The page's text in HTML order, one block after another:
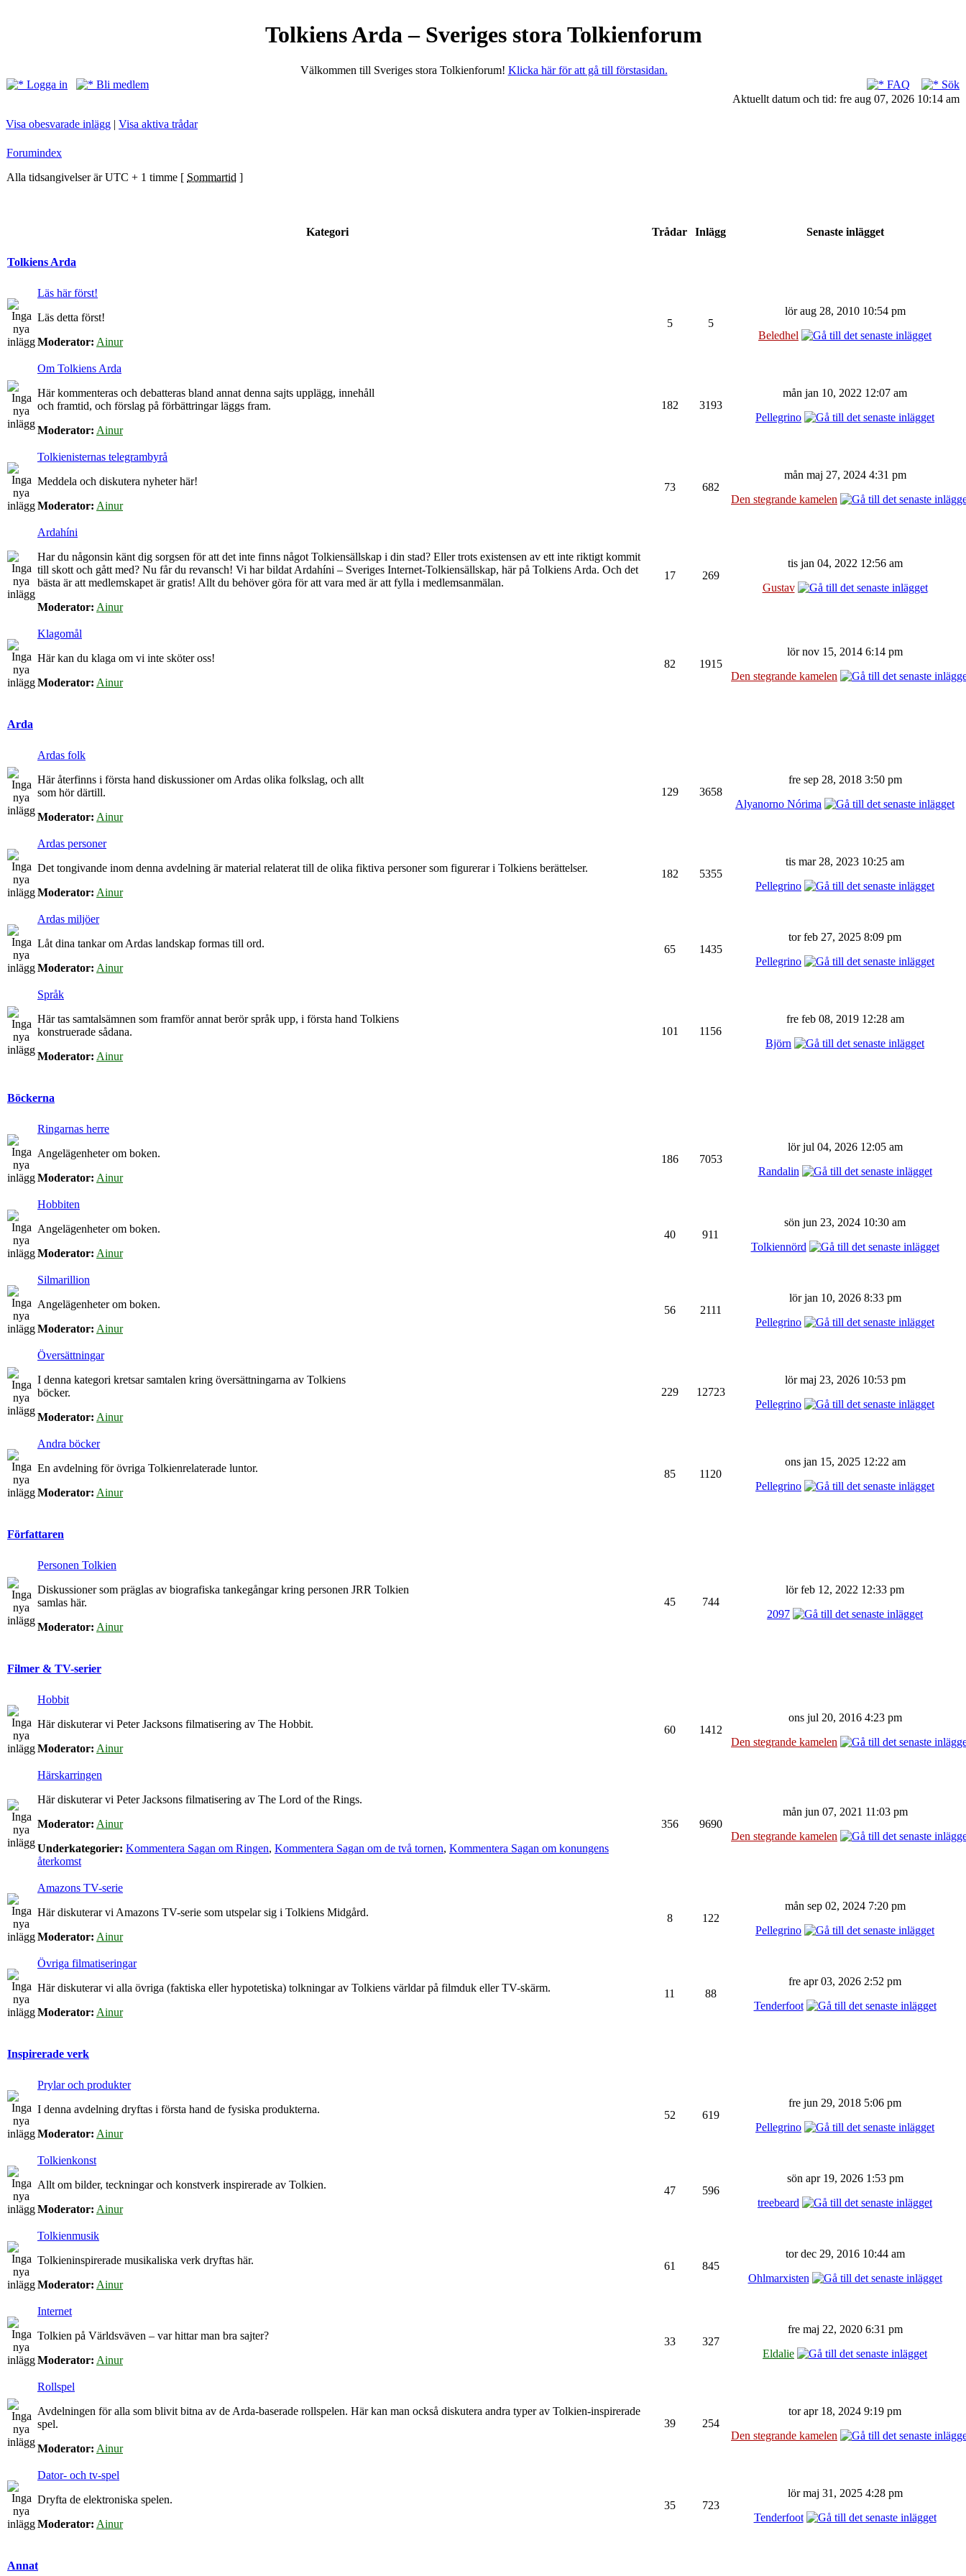
Tolkiens Arda – Sveriges stora Tolkienforum
Välkommen till Sveriges stora Tolkienforum! Klicka här för att gå till förstasidan.
Logga in
Bli medlem FAQ
Sök
Aktuellt datum och tid: fre aug 07, 2026 10:14 am
Visa obesvarade inlägg | Visa aktiva trådar
Forumindex
Alla tidsangivelser är UTC + 1 timme [ Sommartid ]
Kategori Trådar Inlägg Senaste inlägget
Tolkiens Arda
Läs här först!
Läs detta först!
Moderator: Ainur
5 5
lör aug 28, 2010 10:54 pm
Beledhel
Om Tolkiens Arda
Här kommenteras och debatteras bland annat denna sajts upplägg, innehåll
och framtid, och förslag på förbättringar läggs fram.
Moderator: Ainur
182 3193
mån jan 10, 2022 12:07 am
Pellegrino
Tolkienisternas telegrambyrå
Meddela och diskutera nyheter här!
Moderator: Ainur
73 682
mån maj 27, 2024 4:31 pm
Den stegrande kamelen
Ardahíni
Har du någonsin känt dig sorgsen för att det inte finns något Tolkiensällskap i din stad? Eller trots existensen av ett inte riktigt kommit
till skott och gått med? Nu får du revansch! Vi har bildat Ardahíni – Sveriges Internet-Tolkiensällskap, här på Tolkiens Arda. Och det
bästa är att medlemskapet är gratis! Allt du behöver göra för att vara med är att fylla i medlemsanmälan.
Moderator: Ainur
17 269
tis jan 04, 2022 12:56 am
Gustav
Klagomål
Här kan du klaga om vi inte sköter oss!
Moderator: Ainur
82 1915
lör nov 15, 2014 6:14 pm
Den stegrande kamelen
Arda
Ardas folk
Här återfinns i första hand diskussioner om Ardas olika folkslag, och allt
som hör därtill.
Moderator: Ainur
129 3658
fre sep 28, 2018 3:50 pm
Alyanorno Nórima
Ardas personer
Det tongivande inom denna avdelning är material relaterat till de olika fiktiva personer som figurerar i Tolkiens berättelser.
Moderator: Ainur
182 5355
tis mar 28, 2023 10:25 am
Pellegrino
Ardas miljöer
Låt dina tankar om Ardas landskap formas till ord.
Moderator: Ainur
65 1435
tor feb 27, 2025 8:09 pm
Pellegrino
Språk
Här tas samtalsämnen som framför annat berör språk upp, i första hand Tolkiens
konstruerade sådana.
Moderator: Ainur
101 1156
fre feb 08, 2019 12:28 am
Björn
Böckerna
Ringarnas herre
Angelägenheter om boken.
Moderator: Ainur
186 7053
lör jul 04, 2026 12:05 am
Randalin
Hobbiten
Angelägenheter om boken.
Moderator: Ainur
40 911
sön jun 23, 2024 10:30 am
Tolkiennörd
Silmarillion
Angelägenheter om boken.
Moderator: Ainur
56 2111
lör jan 10, 2026 8:33 pm
Pellegrino
Översättningar
I denna kategori kretsar samtalen kring översättningarna av Tolkiens
böcker.
Moderator: Ainur
229 12723
lör maj 23, 2026 10:53 pm
Pellegrino
Andra böcker
En avdelning för övriga Tolkienrelaterade luntor.
Moderator: Ainur
85 1120
ons jan 15, 2025 12:22 am
Pellegrino
Författaren
Personen Tolkien
Diskussioner som präglas av biografiska tankegångar kring personen JRR Tolkien
samlas här.
Moderator: Ainur
45 744
lör feb 12, 2022 12:33 pm
2097
Filmer & TV-serier
Hobbit
Här diskuterar vi Peter Jacksons filmatisering av The Hobbit.
Moderator: Ainur
60 1412
ons jul 20, 2016 4:23 pm
Den stegrande kamelen
Härskarringen
Här diskuterar vi Peter Jacksons filmatisering av The Lord of the Rings.
Moderator: Ainur
Underkategorier: Kommentera Sagan om Ringen, Kommentera Sagan om de två tornen, Kommentera Sagan om konungens
återkomst
356 9690
mån jun 07, 2021 11:03 pm
Den stegrande kamelen
Amazons TV-serie
Här diskuterar vi Amazons TV-serie som utspelar sig i Tolkiens Midgård.
Moderator: Ainur
8 122
mån sep 02, 2024 7:20 pm
Pellegrino
Övriga filmatiseringar
Här diskuterar vi alla övriga (faktiska eller hypotetiska) tolkningar av Tolkiens världar på filmduk eller TV-skärm.
Moderator: Ainur
11 88
fre apr 03, 2026 2:52 pm
Tenderfoot
Inspirerade verk
Prylar och produkter
I denna avdelning dryftas i första hand de fysiska produkterna.
Moderator: Ainur
52 619
fre jun 29, 2018 5:06 pm
Pellegrino
Tolkienkonst
Allt om bilder, teckningar och konstverk inspirerade av Tolkien.
Moderator: Ainur
47 596
sön apr 19, 2026 1:53 pm
treebeard
Tolkienmusik
Tolkieninspirerade musikaliska verk dryftas här.
Moderator: Ainur
61 845
tor dec 29, 2016 10:44 am
Ohlmarxisten
Internet
Tolkien på Världsväven – var hittar man bra sajter?
Moderator: Ainur
33 327
fre maj 22, 2020 6:31 pm
Eldalie
Rollspel
Avdelningen för alla som blivit bitna av de Arda-baserade rollspelen. Här kan man också diskutera andra typer av Tolkien-inspirerade
spel.
Moderator: Ainur
39 254
tor apr 18, 2024 9:19 pm
Den stegrande kamelen
Dator- och tv-spel
Dryfta de elektroniska spelen.
Moderator: Ainur
35 723
lör maj 31, 2025 4:28 pm
Tenderfoot
Annat